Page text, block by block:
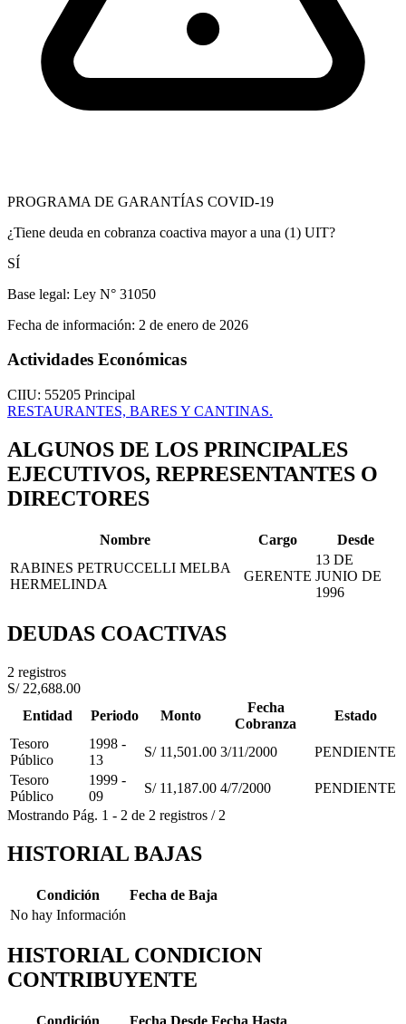
PROGRAMA DE GARANTÍAS COVID-19
¿Tiene deuda en cobranza coactiva mayor a una (1) UIT?
SÍ
Base legal: Ley N° 31050
Fecha de información: 2 de enero de 2026
Actividades Económicas
CIIU: 55205 Principal
RESTAURANTES, BARES Y CANTINAS.
ALGUNOS DE LOS PRINCIPALES
EJECUTIVOS, REPRESENTANTES O
DIRECTORES
Nombre Cargo
Desde
RABINES PETRUCCELLI MELBA
HERMELINDA
GERENTE
13 DE
JUNIO DE
1996
DEUDAS COACTIVAS
2 registros
S/ 22,688.00
Entidad
Periodo Monto
Fecha
Cobranza
Estado
Tesoro
Público
1998 -
13
S/ 11,501.00 3/11/2000
PENDIENTE
Tesoro
Público
1999 -
09
S/ 11,187.00 4/7/2000
PENDIENTE
Mostrando Pág. 1 - 2 de 2 registros / 2
HISTORIAL BAJAS
Condición
Fecha de Baja
No hay Información
HISTORIAL CONDICION
CONTRIBUYENTE